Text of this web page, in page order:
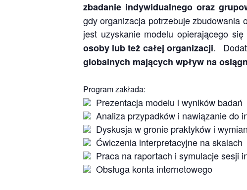
zbadanie indywidualnego oraz
gdy organizacja potrzebuje zbudowania
jest uzyskanie modelu opierającego się
osoby lub też całej organizacji.
globalnych mających wpływ na
Program zakłada:
Prezentacja modelu i wyników badań
Analiza przypadków i nawiązanie do
Dyskusja w gronie praktyków i
Ćwiczenia interpretacyjne na skalach
Praca na raportach i symulacje sesji
Obsługa konta internetowego